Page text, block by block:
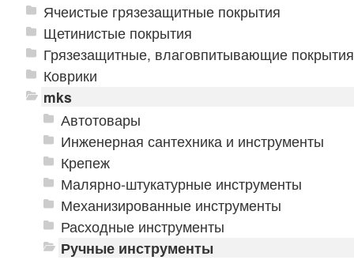
Ячеистые грязезащитные покрытия
Щетинистые покрытия
Грязезащитные, влаговпитывающие покрытия
Коврики
mks
Автотовары
Инженерная сантехника и инструменты
Крепеж
Малярно-штукатурные инструменты
Механизированные инструменты
Расходные инструменты
Ручные инструменты